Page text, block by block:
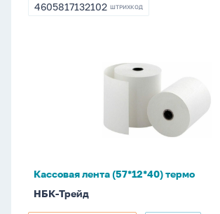
4605817132102
4605817132102 ШТРИХКОД
Кассовая лента (57*12*40) термо
НБК-Трейд